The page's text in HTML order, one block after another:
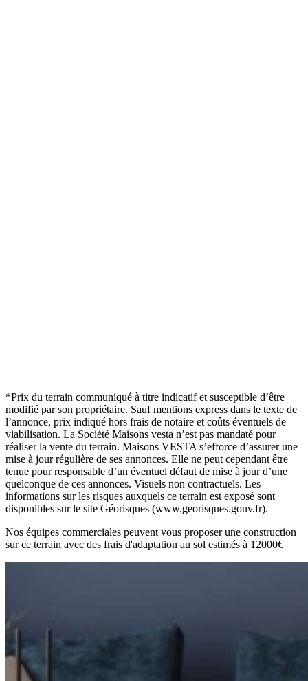
*Prix du terrain communiqué à titre indicatif et susceptible d’être
modifié par son propriétaire. Sauf mentions express dans le texte de
l’annonce, prix indiqué hors frais de notaire et coûts éventuels de
viabilisation. La Société Maisons vesta n’est pas mandaté pour
réaliser la vente du terrain. Maisons VESTA s’efforce d’assurer une
mise à jour régulière de ses annonces. Elle ne peut cependant être
tenue pour responsable d’un éventuel défaut de mise à jour d’une
quelconque de ces annonces. Visuels non contractuels. Les
informations sur les risques auxquels ce terrain est exposé sont
disponibles sur le site Géorisques (www.georisques.gouv.fr).
Nos équipes commerciales peuvent vous proposer une construction
sur ce terrain avec des frais d'adaptation au sol estimés à 12000€